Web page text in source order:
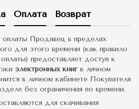
Оплата Возврат
Продавец в пределах
для этого времени (как правило
предоставляет доступ к
электронных книг в личном
в личном кабинете Покупателя
без ограничения по времени.
для скачивания